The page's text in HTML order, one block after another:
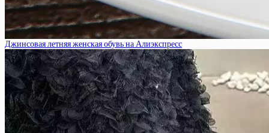
Джинсовая летняя женская обувь на Алиэкспресс